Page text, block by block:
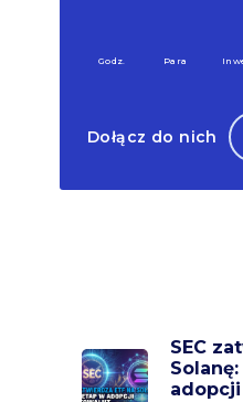
Godz. Para
Dołącz do nich
SEC